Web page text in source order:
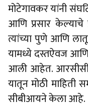
मोटेगावकर यांनी
आणि प्रसार
त्यांच्या पुणे आणि
यामध्ये दस्तऐवज
आली आहेत.
यातून मोठी माहिती
सीबीआयने केला आहे.